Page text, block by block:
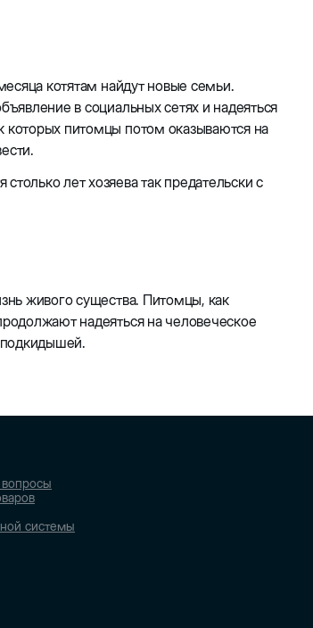
котятам найдут новые семьи.
в социальных сетях и надеяться
которых питомцы потом оказываются на
лет хозяева так предательски с
живого существа. Питомцы, как
надеяться на человеческое
подкидышей.
системы